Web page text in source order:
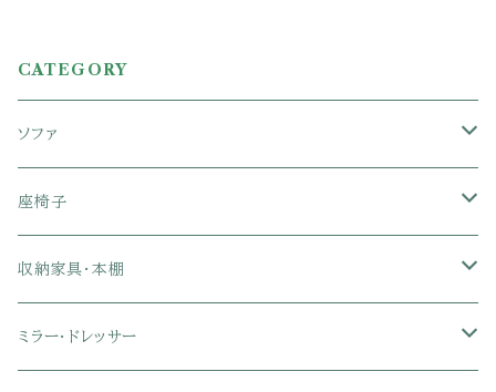
CATEGORY
ソファ
1人掛けソファ
2人掛けソファ
3人掛けソファ
座椅子
1人掛け座椅子
2人掛け座椅子
収納家具・本棚
カラーボックス
ミラー・ドレッサー